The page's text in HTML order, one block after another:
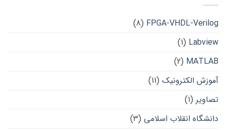
FPGA-VHDL-Verilog
(8)
Labview
(1)
MATLAB
(2)
آموزش الکترونیک (11)
تصاویر (1)
دانشگاه انقلاب اسلامی (3)